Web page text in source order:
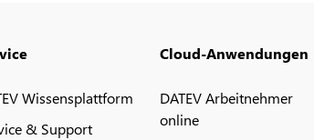
Wissensplattform
& Support
Cloud-Anwendungen
DATEV Arbeitnehmer
online